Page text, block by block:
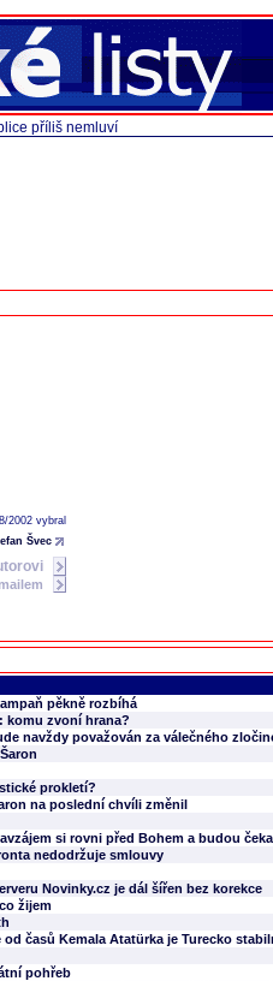
příliš nemluví
2002 vybral
Švec
pěkně rozbíhá
komu zvoní hrana?
navždy považován za válečného
prokletí?
na poslední chvíli změnil
si rovni před Bohem a budou
nedodržuje smlouvy
Novinky.cz je dál šířen bez korekce
žijem
od časů Kemala Atatürka je Turecko
pohřeb